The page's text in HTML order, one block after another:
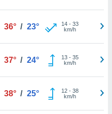
36° / 23° 14- 33
km/h
37° / 24° 13- 35
km/h
38° / 25° 12- 38
km/h